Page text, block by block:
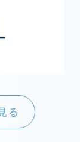
る